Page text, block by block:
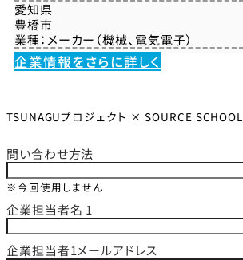
愛知県
豊橋市
業種： メーカー（機械、電気電子）
企業情報をさらに詳しく
TSUNAGUプロジェクト × SOURCE SCHOOL
問い合わせ方法
※今回使用しません
企業担当者名 1
企業担当者1メールアドレス